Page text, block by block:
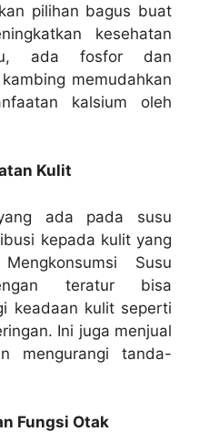
pilihan bagus buat
kesehatan
ada fosfor dan
memudahkan
kalsium oleh
Kulit
ada pada susu
kepada kulit yang
Susu
teratur bisa
keadaan kulit seperti
Ini juga menjual
mengurangi tanda-
Fungsi Otak